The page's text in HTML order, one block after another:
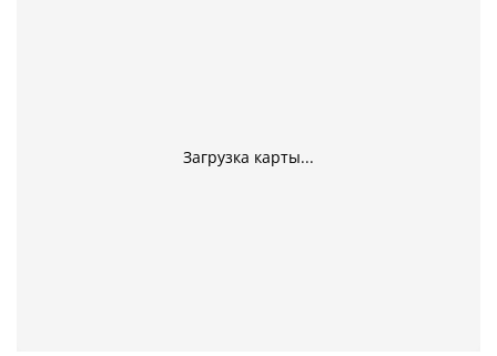
Загрузка карты...